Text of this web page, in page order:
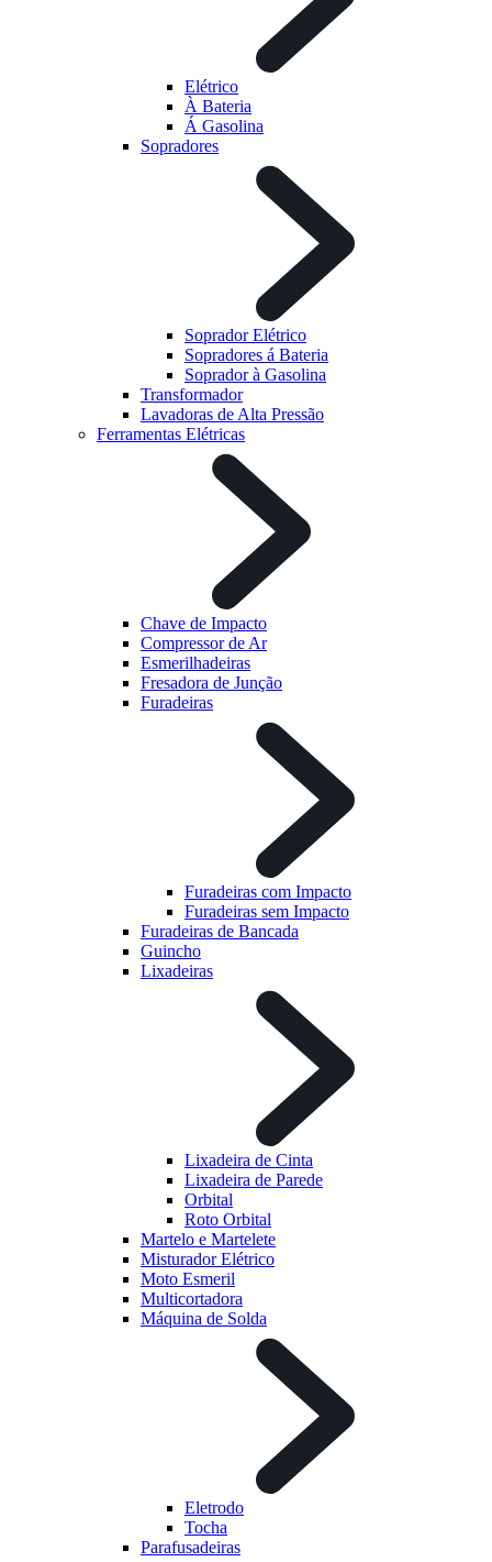
Elétrico
À Bateria
Á Gasolina
Sopradores
Soprador Elétrico
Sopradores á Bateria
Soprador à Gasolina
Transformador
Lavadoras de Alta Pressão
Ferramentas Elétricas
Chave de Impacto
Compressor de Ar
Esmerilhadeiras
Fresadora de Junção
Furadeiras
Furadeiras com Impacto
Furadeiras sem Impacto
Furadeiras de Bancada
Guincho
Lixadeiras
Lixadeira de Cinta
Lixadeira de Parede
Orbital
Roto Orbital
Martelo e Martelete
Misturador Elétrico
Moto Esmeril
Multicortadora
Máquina de Solda
Eletrodo
Tocha
Parafusadeiras